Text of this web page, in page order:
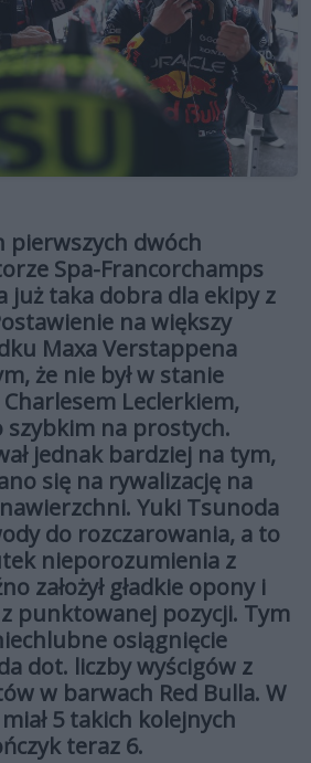
pierwszych dwóch
Spa-Francorchamps
już taka dobra dla ekipy z
na większy
Maxa Verstappena
że nie był w stanie
Leclerkiem,
szybkim na prostych.
jednak bardziej na tym,
się na rywalizację na
Yuki Tsunoda
do rozczarowania, a to
nieporozumienia z
założył gładkie opony i
punktowanej pozycji. Tym
osiągnięcie
dot. liczby wyścigów z
w barwach Red Bulla. W
5 takich kolejnych
teraz 6.